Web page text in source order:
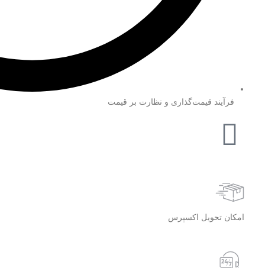
فرآیند قیمت‌گذاری و نظارت بر قیمت
امکان تحویل اکسپرس